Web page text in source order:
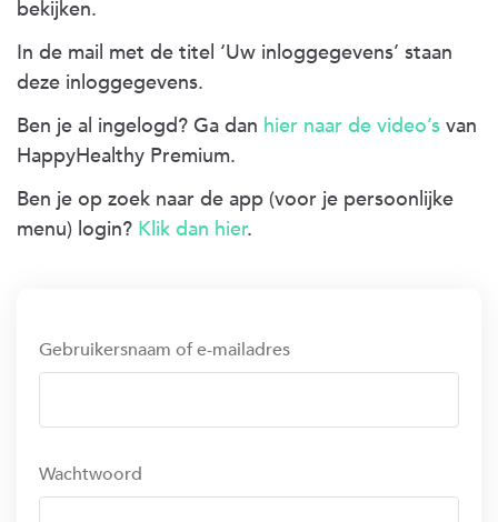
bekijken.
In de mail met de titel ‘Uw inloggegevens’ staan
deze inloggegevens.
Ben je al ingelogd? Ga dan hier naar de video’s van
HappyHealthy Premium.
Ben je op zoek naar de app (voor je persoonlijke
menu) login? Klik dan hier.
Gebruikersnaam of e-mailadres
Wachtwoord